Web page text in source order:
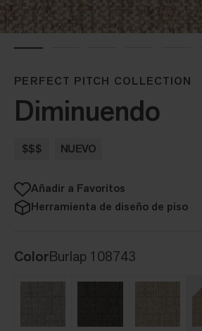
PERFECT PITCH COLLECTION
Diminuendo
$$$ NUEVO
Añadir a Favoritos
Herramienta de diseño de piso
ColorBurlap 108743